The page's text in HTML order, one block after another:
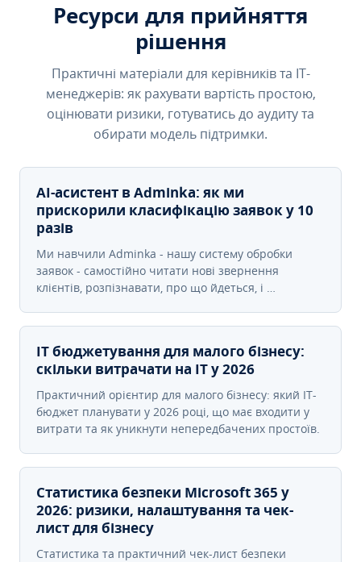
Ресурси для прийняття
рішення
Практичні матеріали для керівників та IT-
менеджерів: як рахувати вартість простою,
оцінювати ризики, готуватись до аудиту та
обирати модель підтримки.
AI-асистент в Adminka: як ми
прискорили класифікацію заявок у 10
разів
Ми навчили Adminka - нашу систему обробки
заявок - самостійно читати нові звернення
клієнтів, розпізнавати, про що йдеться, і …
IT бюджетування для малого бізнесу:
скільки витрачати на IT у 2026
Практичний орієнтир для малого бізнесу: який IT-
бюджет планувати у 2026 році, що має входити у
витрати та як уникнути непередбачених простоїв.
Статистика безпеки Microsoft 365 у
2026: ризики, налаштування та чек-
лист для бізнесу
Статистика та практичний чек-лист безпеки